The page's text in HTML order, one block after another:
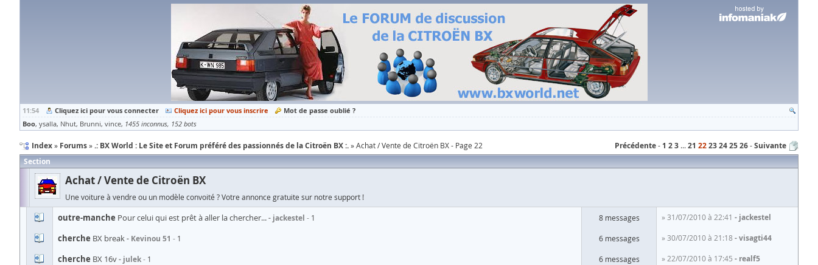
11:54 Cliquez ici pour vous connecter Cliquez ici pour vous inscrire
Mot de passe oublié ?
Boo ysalla Nhut Brunni vince 1455 inconnus 152 bots
Index Forums .: BX World : Le Site et Forum préféré des passionnés de la Citroën BX :. Achat / Vente de Citroën BX - Page 22 Précédente 1 23 ...21 2223242526 Suivante
Section
Achat / Vente de Citroën BX
Une voiture à vendre ou un modèle convoité ? Votre annonce gratuite sur notre support !
outre-manche Pour celui qui est prêt à aller la chercher... jackestel 1 8 messages » 31/07/2010 à 22:41 jackestel
cherche BX break Kevinou 51 1 6 messages » 30/07/2010 à 21:18 visagti44
cherche BX 16v julek 1 6 messages » 22/07/2010 à 17:45 realf5